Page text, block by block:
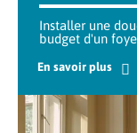
Installer une
budget d'un
En savoir plus